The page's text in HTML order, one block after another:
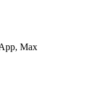
Мах